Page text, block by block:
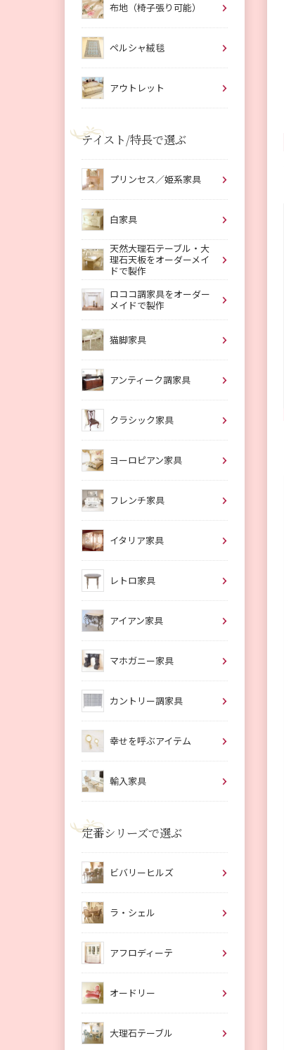
布地（椅子張り可能）
ペルシャ絨毯
アウトレット
テイスト/特長で選ぶ
プリンセス／姫系家具
白家具
天然大理石テーブル・大
理石天板をオーダーメイ
ドで製作
ロココ調家具をオーダー
メイドで製作
猫脚家具
アンティーク調家具
クラシック家具
ヨーロピアン家具
フレンチ家具
イタリア家具
レトロ家具
アイアン家具
マホガニー家具
カントリー調家具
幸せを呼ぶアイテム
輸入家具
定番シリーズで選ぶ
ビバリーヒルズ
ラ・シェル
アフロディーテ
オードリー
大理石テーブル